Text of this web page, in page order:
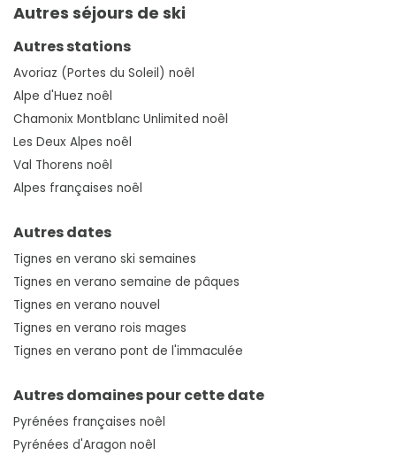
Autres séjours de ski
Autres stations
Avoriaz (Portes du Soleil) noêl
Alpe d'Huez noêl
Chamonix Montblanc Unlimited noêl
Les Deux Alpes noêl
Val Thorens noêl
Alpes françaises noêl
Autres dates
Tignes en verano ski semaines
Tignes en verano semaine de pâques
Tignes en verano nouvel
Tignes en verano rois mages
Tignes en verano pont de l'immaculée
Autres domaines pour cette date
Pyrénées françaises noêl
Pyrénées d'Aragon noêl